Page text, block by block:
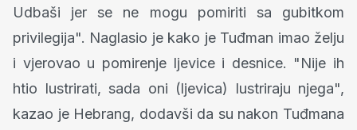
Udbaši jer se ne mogu pomiriti sa gubitkom
privilegija". Naglasio je kako je Tuđman imao želju
i vjerovao u pomirenje ljevice i desnice. "Nije ih
htio lustrirati, sada oni (ljevica) lustriraju njega",
kazao je Hebrang, dodavši da su nakon Tuđmana